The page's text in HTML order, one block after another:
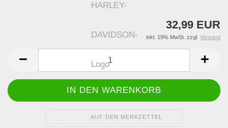
32,99 EUR
inkl. 19% MwSt. zzgl. Versand
AUF DEN MERKZETTEL